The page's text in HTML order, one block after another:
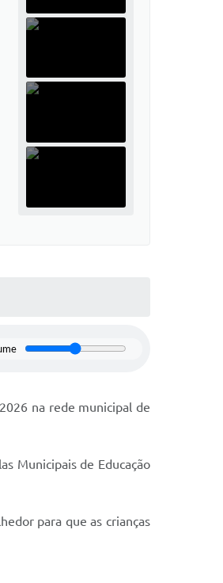
na rede municipal de
Municipais de Educação
para que as crianças